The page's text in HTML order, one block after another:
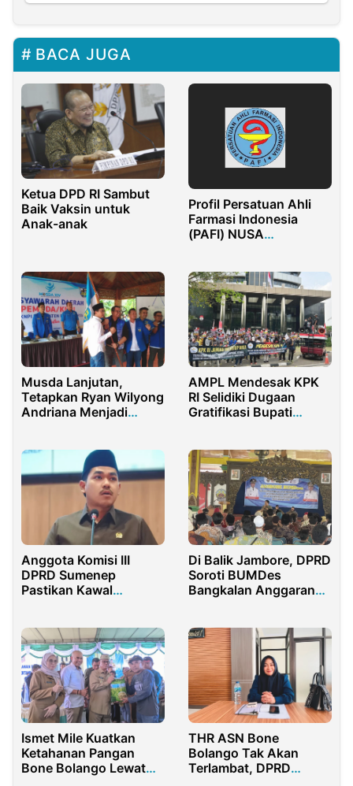
BACA JUGA
Ketua DPD RI Sambut
Baik Vaksin untuk
Anak-anak
Profil Persatuan Ahli
Farmasi Indonesia
(PAFI) NUSA
Musda Lanjutan,
Tetapkan Ryan Wilyong
Andriana Menjadi
AMPL Mendesak KPK
RI Selidiki Dugaan
Gratifikasi Bupati
Anggota Komisi III
DPRD Sumenep
Pastikan Kawal
Di Balik Jambore, DPRD
Soroti BUMDes
Bangkalan Anggaran
Ismet Mile Kuatkan
Ketahanan Pangan
Bone Bolango Lewat
THR ASN Bone
Bolango Tak Akan
Terlambat, DPRD